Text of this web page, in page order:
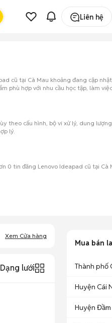
Liên hệ
cũ tại Cà Mau khoảng đang cập
phù hợp với nhu cầu học tập, làm
theo cấu hình, bộ vi xử lý, dung
lý.
0 tin đăng Lenovo Ideapad cũ tại
Xem Cửa hàng
Dạng lưới
Mua bán
Thành phố
Huyện Cái
Huyện Đầm